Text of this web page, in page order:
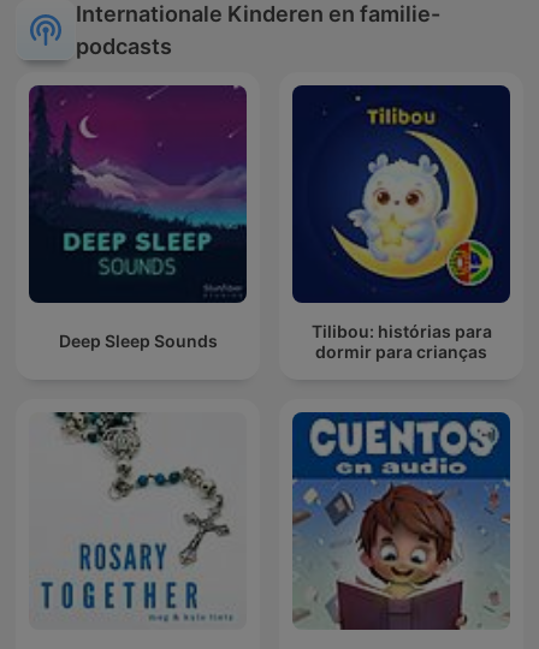
Internationale Kinderen en familie-
podcasts
Deep Sleep Sounds
Tilibou: histórias para
dormir para crianças